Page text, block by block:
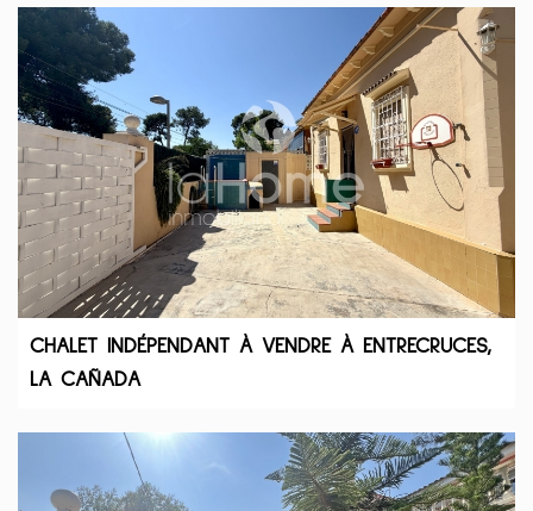
CHALET INDÉPENDANT À VENDRE À ENTRECRUCES,
LA CAÑADA